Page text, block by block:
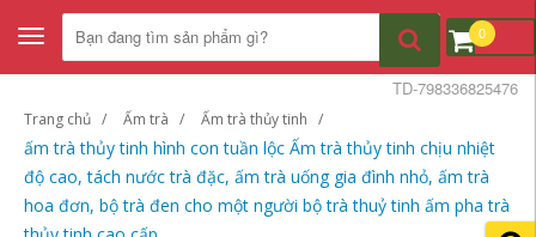
Toggle
navigation
0
Trang chủ Ấm trà Ấm trà thủy tinh
ấm trà thủy tinh hình con tuần lộc Ấm trà thủy tinh chịu nhiệt
độ cao, tách nước trà đặc, ấm trà uống gia đình nhỏ, ấm trà
hoa đơn, bộ trà đen cho một người bộ trà thuỷ tinh ấm pha trà
TD-798336825476